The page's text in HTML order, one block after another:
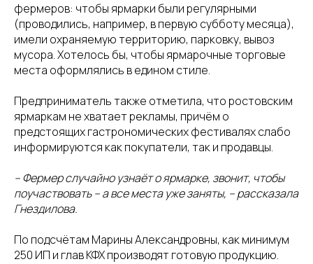
фермеров: чтобы ярмарки были регулярными
(проводились, например, в первую субботу месяца),
имели охраняемую территорию, парковку, вывоз
мусора. Хотелось бы, чтобы ярмарочные торговые
места оформлялись в едином стиле.
Предприниматель также отметила, что ростовским
ярмаркам не хватает рекламы, причём о
предстоящих гастрономических фестивалях слабо
информируются как покупатели, так и продавцы.
– Фермер случайно узнаёт о ярмарке, звонит, чтобы
поучаствовать – а все места уже заняты, – рассказала
Гнездилова.
По подсчётам Марины Александровны, как минимум
250 ИП и глав КФХ производят готовую продукцию.